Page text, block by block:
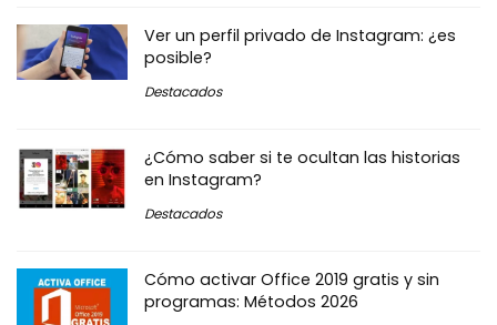
Ver un perfil privado de Instagram: ¿es
posible?
Destacados
¿Cómo saber si te ocultan las historias
en Instagram?
Destacados
Cómo activar Office 2019 gratis y sin
programas: Métodos 2026